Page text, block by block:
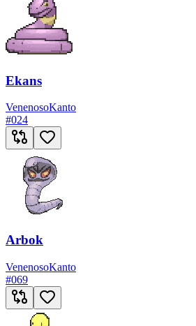
Ekans
VenenosoKanto
#024
Arbok
VenenosoKanto
#069